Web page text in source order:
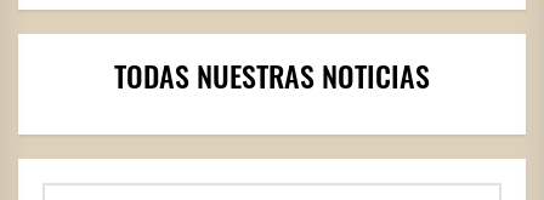
TODAS NUESTRAS NOTICIAS